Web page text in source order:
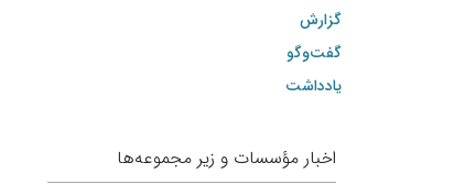
گزارش
گفت‌وگو
یادداشت
اخبار مؤسسات و زیر مجموعه‌ها